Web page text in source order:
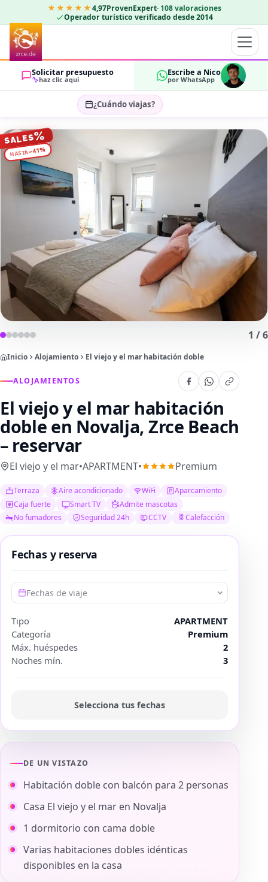
★★★★★4,97ProvenExpert· 108 valoraciones
Operador turístico verificado desde 2014
Solicitar presupuesto
haz clic aquí
Escribe a Nico
por WhatsApp
¿Cuándo viajas?
Seleccionar fechas…
HUÉSPEDES
2 OK
1 /6
SALES%
HASTA−41%
Inicio Alojamiento El viejo y el mar habitación doble
ALOJAMIENTOS
El viejo y el mar habitación
doble en Novalja, Zrce Beach
– reservar
El viejo y el mar•APARTMENT• Premium
Terraza Aire acondicionado WiFi
Aparcamiento
Caja fuerte
Smart TV
Admite mascotas
No fumadores
Seguridad 24h CCTV Calefacción
DE UN VISTAZO
Habitación doble con balcón para 2 personas
Casa El viejo y el mar en Novalja
1 dormitorio con cama doble
Varias habitaciones dobles idénticas
disponibles en la casa
Fechas y reserva
Fechas de viaje
Tipo
APARTMENT
Categoría
Premium
Máx. huéspedes
2
Noches mín.
3
Selecciona tus fechas